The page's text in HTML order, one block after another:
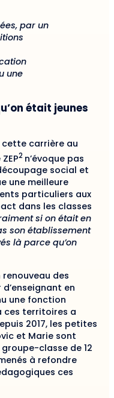
par un
une
était jeunes
cette carrière au
2 n’évoque pas
social et
une meilleure
particuliers aux
dans les classes
si on était en
son établissement
là parce qu’on
renouveau des
en
une fonction
ces territoires a
2017, les petites
et Marie sont
classe de 12
à refondre
ces